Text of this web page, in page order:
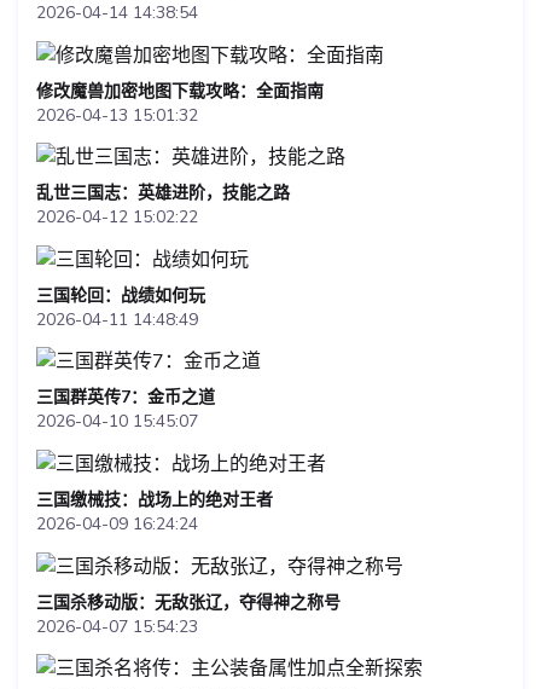
2026-04-14 14:38:54
修改魔兽加密地图下载攻略：全面指南
2026-04-13 15:01:32
乱世三国志：英雄进阶，技能之路
2026-04-12 15:02:22
三国轮回：战绩如何玩
2026-04-11 14:48:49
三国群英传7：金币之道
2026-04-10 15:45:07
三国缴械技：战场上的绝对王者
2026-04-09 16:24:24
三国杀移动版：无敌张辽，夺得神之称号
2026-04-07 15:54:23